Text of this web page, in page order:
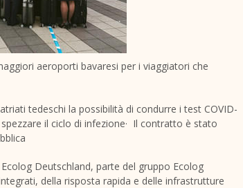
aeroporti bavaresi per i viaggiatori che
tedeschi la possibilità di condurre i test COVID-
il ciclo di infezione· Il contratto è stato
Deutschland, parte del gruppo Ecolog
della risposta rapida e delle infrastrutture